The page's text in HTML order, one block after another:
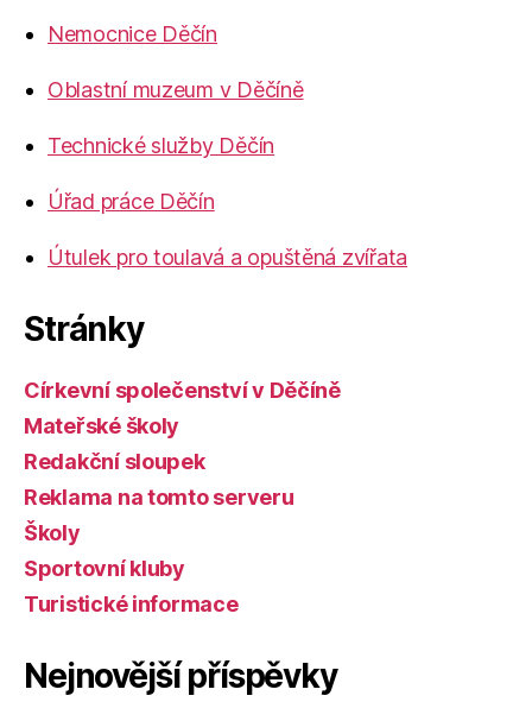
Nemocnice Děčín
Oblastní muzeum v Děčíně
Technické služby Děčín
Úřad práce Děčín
Útulek pro toulavá a opuštěná zvířata
Stránky
Církevní společenství v Děčíně
Mateřské školy
Redakční sloupek
Reklama na tomto serveru
Školy
Sportovní kluby
Turistické informace
Nejnovější příspěvky